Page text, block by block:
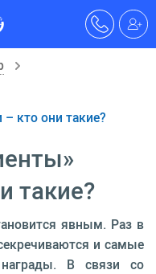
кто они такие?
такие?
явным. Раз в
и самые
В связи со